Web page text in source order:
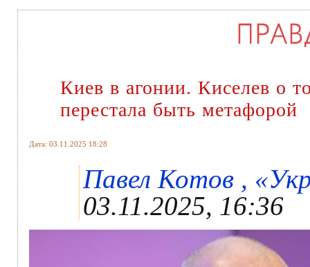
Киев в агонии. Киселев о
перестала быть метафорой
Дата: 03.11.2025 18:28
Павел Котов ,
03.11.2025, 16:36